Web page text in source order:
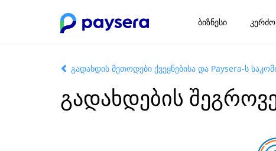
ბიზნესი
გადახდის მეთოდები ქვეყნებისა და Paysera-ს
გადახდების